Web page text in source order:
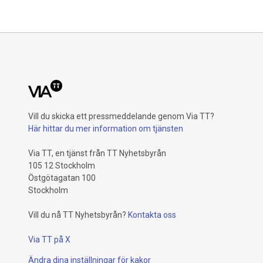
säkra bemanningen inför sommaren.
Vill du skicka ett pressmeddelande genom Via TT?
Här hittar du mer information om tjänsten
Via TT, en tjänst från TT Nyhetsbyrån
105 12 Stockholm
Östgötagatan 100
Stockholm
Vill du nå TT Nyhetsbyrån? Kontakta oss
Via TT på X
Ändra dina inställningar för kakor